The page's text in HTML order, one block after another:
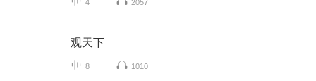
4 2057
观天下
8 1010